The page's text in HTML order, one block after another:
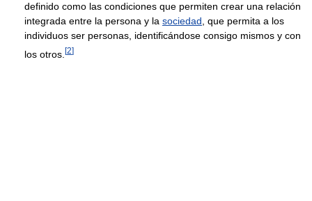
definido como las condiciones que permiten crear una relación
integrada entre la persona y la sociedad, que permita a los
individuos ser personas, identificándose consigo mismos y con
los otros. [2]